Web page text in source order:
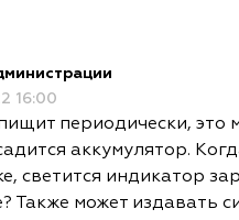
условия
16:00
периодически, это
аккумулятор.
светится индикатор
Также может издавать